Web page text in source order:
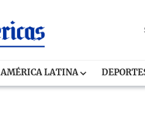
AMÉRICA LATINA